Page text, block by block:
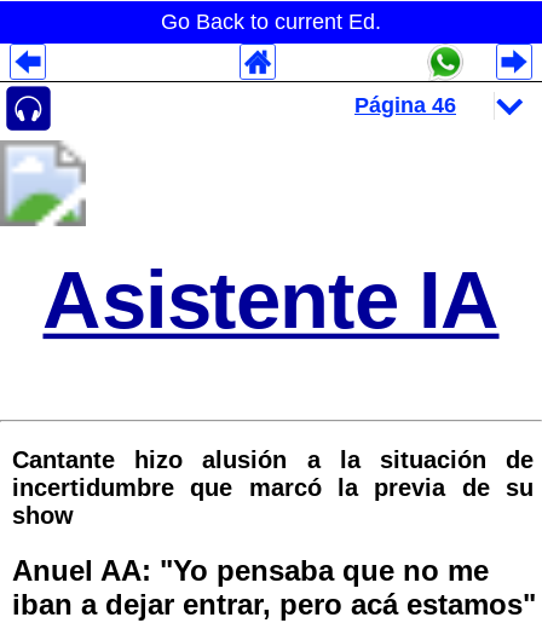
Go Back to current Ed.
Asistente IA
Cantante hizo alusión a la situación de
incertidumbre que marcó la previa de su
show
Anuel AA: "Yo pensaba que no me
iban a dejar entrar, pero acá estamos"
Despliegues Analytics
Despliegues Totales
Despliegues por Rubros